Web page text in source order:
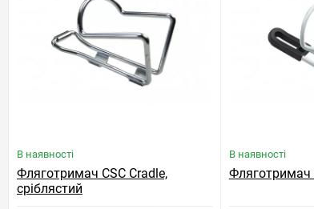
В наявності
Фляготримач CSC Cradle,
сріблястий
В наявності
Фляготримач